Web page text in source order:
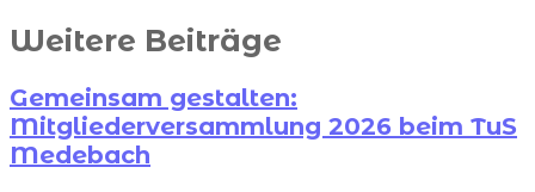
Weitere Beiträge
Gemeinsam gestalten:
Mitgliederversammlung 2026 beim TuS
Medebach